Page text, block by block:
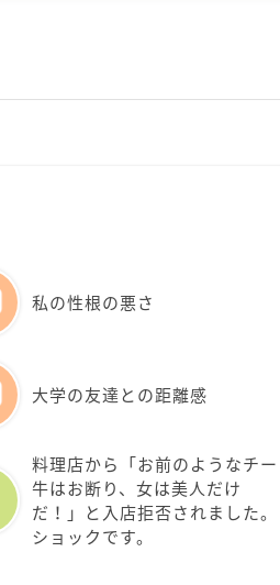
私の性根の悪さ
大学の友達との距離感
料理店から「お前のようなチー
牛はお断り、女は美人だけ
だ！」と入店拒否されました。
ショックです。